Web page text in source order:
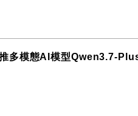
多模態AI模型Qwen3.7-